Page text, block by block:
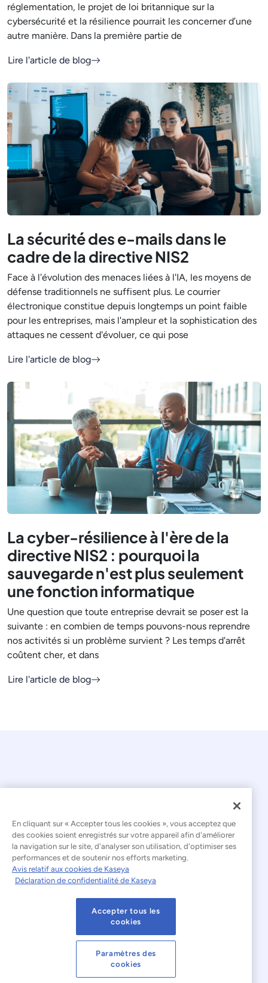
réglementation, le projet de loi britannique sur la
cybersécurité et la résilience pourrait les concerner d’une
autre manière. Dans la première partie de
Lire l'article de blog
La sécurité des e-mails dans le
cadre de la directive NIS2
Face à l'évolution des menaces liées à l'IA, les moyens de
défense traditionnels ne suffisent plus. Le courrier
électronique constitue depuis longtemps un point faible
pour les entreprises, mais l'ampleur et la sophistication des
attaques ne cessent d'évoluer, ce qui pose
Lire l'article de blog
La cyber-résilience à l'ère de la
directive NIS2 : pourquoi la
sauvegarde n'est plus seulement
une fonction informatique
Une question que toute entreprise devrait se poser est la
suivante : en combien de temps pouvons-nous reprendre
nos activités si un problème survient ? Les temps d'arrêt
coûtent cher, et dans
Lire l'article de blog
© 2026 Kaseya. Tous droits réservés.
Français
Déclaration relative à l'esclavage moderne
Mentions légales
Conditions d'utilisation du site web
Déclaration de confidentialité
Avis relatif aux cookies
En cliquant sur « Accepter tous les cookies », vous acceptez que
des cookies soient enregistrés sur votre appareil afin d'améliorer
la navigation sur le site, d'analyser son utilisation, d'optimiser ses
performances et de soutenir nos efforts marketing.
Avis relatif aux cookies de Kaseya
Déclaration de confidentialité de Kaseya
Accepter tous les
cookies
Paramètres des
cookies